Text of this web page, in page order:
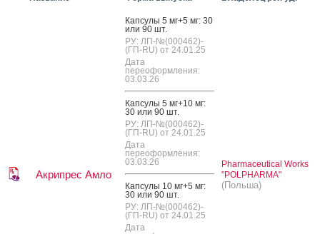
Акрипрес Амло
Кап­су­лы 5 мг+5 мг: 30
или 90 шт.
РУ: ЛП-№(000462)-
(ГП-RU) от 24.01.25
Дата
переоформления:
03.03.26
Кап­су­лы 5 мг+10 мг:
30 или 90 шт.
РУ: ЛП-№(000462)-
(ГП-RU) от 24.01.25
Дата
переоформления:
03.03.26
Кап­су­лы 10 мг+5 мг:
30 или 90 шт.
РУ: ЛП-№(000462)-
(ГП-RU) от 24.01.25
Дата
Pharmaceutical Works
"POLPHARMA"
(Польша)